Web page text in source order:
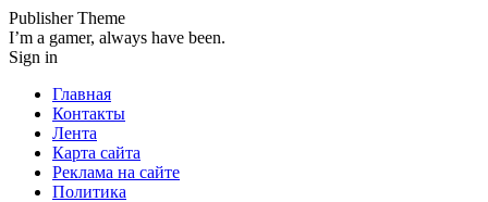
Publisher Theme
I’m a gamer, always have been.
Sign in
Главная
Контакты
Лента
Карта сайта
Реклама на сайте
Политика